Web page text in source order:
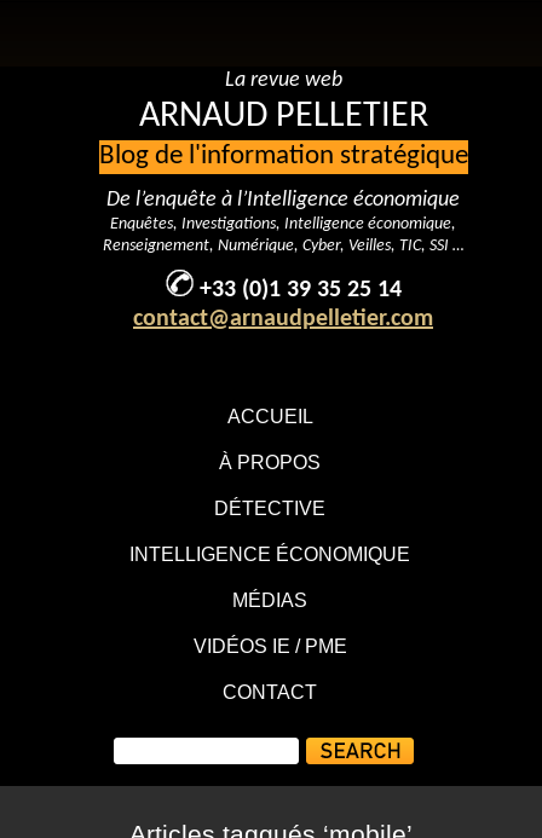
ACCUEIL
À PROPOS
DÉTECTIVE
INTELLIGENCE ÉCONOMIQUE
MÉDIAS
VIDÉOS IE / PME
CONTACT
La revue web
ARNAUD PELLETIER
Blog de l'information stratégique
De l’enquête à l’Intelligence économique
Enquêtes, Investigations, Intelligence économique,
Renseignement, Numérique, Cyber, Veilles, TIC, SSI …
+33 (0)1 39 35 25 14
contact@arnaudpelletier.com